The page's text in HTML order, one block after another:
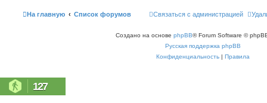
е
На главную Список форумов Связаться с администрацией
Создано на основе phpBB® Forum Software ©
Русская поддержка phpBB
Конфиденциальность | Правила
127